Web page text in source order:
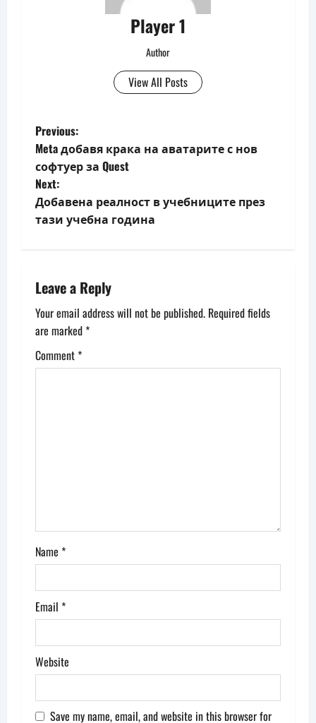
Player 1
Author
View All Posts
P
o
s
t
a
v
i
g
Previous:
Meta добавя крака на аватарите с нов
софтуер за Quest
Next:
Добавена реалност в учебниците през
тази учебна година
Leave a Reply
Your email address will not be published. Required fields
are marked *
Comment *
Name *
Email *
Website
Save my name, email, and website in this browser for